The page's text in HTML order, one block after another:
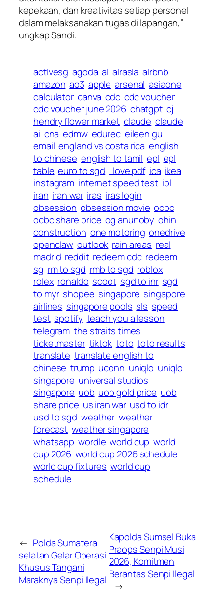
kepekaan, dan kreativitas setiap personel
dalam melaksanakan tugas di lapangan,”
ungkap Sandi.
activesg agoda ai airasia airbnb
amazon ao3 apple arsenal asiaone
calculator canva cdc cdc voucher
cdc voucher june 2026 chatgpt cj
hendry flower market claude claude
ai cna edmw edurec eileen gu
email england vs costa rica english
to chinese english to tamil epl epl
table euro to sgd i love pdf ica ikea
instagram internet speed test ipl
iran iran war iras iras login
obsession obsession movie ocbc
ocbc share price og anunoby ohin
construction one motoring onedrive
openclaw outlook rain areas real
madrid reddit redeem cdc redeem
sg rm to sgd rmb to sgd roblox
rolex ronaldo scoot sgd to inr sgd
to myr shopee singapore singapore
airlines singapore pools sls speed
test spotify teach you a lesson
telegram the straits times
ticketmaster tiktok toto toto results
translate translate english to
chinese trump uconn uniqlo uniqlo
singapore universal studios
singapore uob uob gold price uob
share price us iran war usd to idr
usd to sgd weather weather
forecast weather singapore
whatsapp wordle world cup world
cup 2026 world cup 2026 schedule
world cup fixtures world cup
schedule
← Polda Sumatera
selatan Gelar Operasi
Khusus Tangani
Maraknya Senpi Ilegal
Kapolda Sumsel Buka
Praops Senpi Musi
2026, Komitmen
Berantas Senpi Ilegal
→